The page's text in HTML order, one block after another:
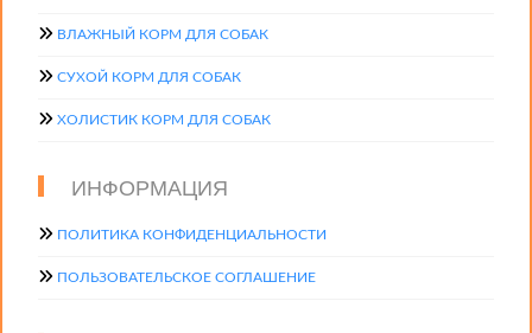
ВЛАЖНЫЙ КОРМ ДЛЯ СОБАК
СУХОЙ КОРМ ДЛЯ СОБАК
ХОЛИСТИК КОРМ ДЛЯ СОБАК
ИНФОРМАЦИЯ
ПОЛИТИКА КОНФИДЕНЦИАЛЬНОСТИ
ПОЛЬЗОВАТЕЛЬСКОЕ СОГЛАШЕНИЕ